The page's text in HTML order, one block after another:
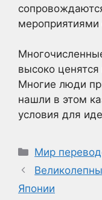
высоко
Многие люди
нашли в этом
условия для
Рубрики
Мир
Японии